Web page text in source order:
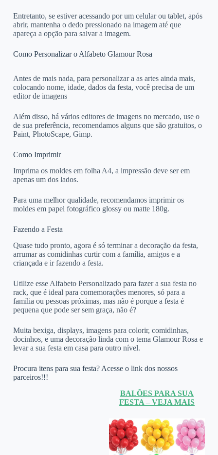
Entretanto, se estiver acessando por um celular ou tablet, após
abrir, mantenha o dedo pressionado na imagem até que
apareça a opção para salvar a imagem.
Como Personalizar o Alfabeto Glamour Rosa
Antes de mais nada, para personalizar a as artes ainda mais,
colocando nome, idade, dados da festa, você precisa de um
editor de imagens
Além disso, há vários editores de imagens no mercado, use o
de sua preferência, recomendamos alguns que são gratuitos, o
Paint, PhotoScape, Gimp.
Como Imprimir
Imprima os moldes em folha A4, a impressão deve ser em
apenas um dos lados.
Para uma melhor qualidade, recomendamos imprimir os
moldes em papel fotográfico glossy ou matte 180g.
Fazendo a Festa
Quase tudo pronto, agora é só terminar a decoração da festa,
arrumar as comidinhas curtir com a família, amigos e a
criançada e ir fazendo a festa.
Utilize esse Alfabeto Personalizado para fazer a sua festa no
rack, que é ideal para comemorações menores, só para a
família ou pessoas próximas, mas não é porque a festa é
pequena que pode ser sem graça, não é?
Muita bexiga, displays, imagens para colorir, comidinhas,
docinhos, e uma decoração linda com o tema Glamour Rosa e
levar a sua festa em casa para outro nível.
Procura itens para sua festa? Acesse o link dos nossos
parceiros!!!
BALÕES PARA SUA
FESTA – VEJA MAIS